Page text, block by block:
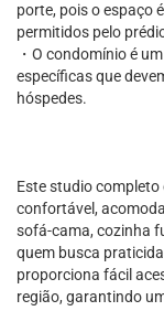
porte, pois o espaço
permitidos pelo
・O condomínio é
específicas que
hóspedes.
Este studio
confortável,
sofá-cama, cozinha
quem busca
proporciona fácil
região, garantindo